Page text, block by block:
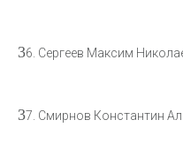
36. Сергеев Максим
37. Смирнов Константин